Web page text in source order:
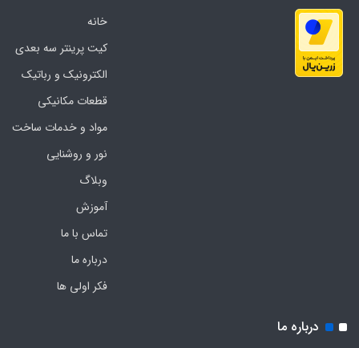
خانه
کیت پرینتر سه بعدی
الکترونیک و رباتیک
قطعات مکانیکی
مواد و خدمات ساخت
نور و روشنایی
وبلاگ
آموزش
تماس با ما
درباره ما
فکر اولی ها
درباره ما